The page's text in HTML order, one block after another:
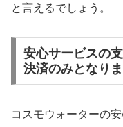
と言えるでしょう。
安心サービスの
決済のみとなり
コスモウォーターの